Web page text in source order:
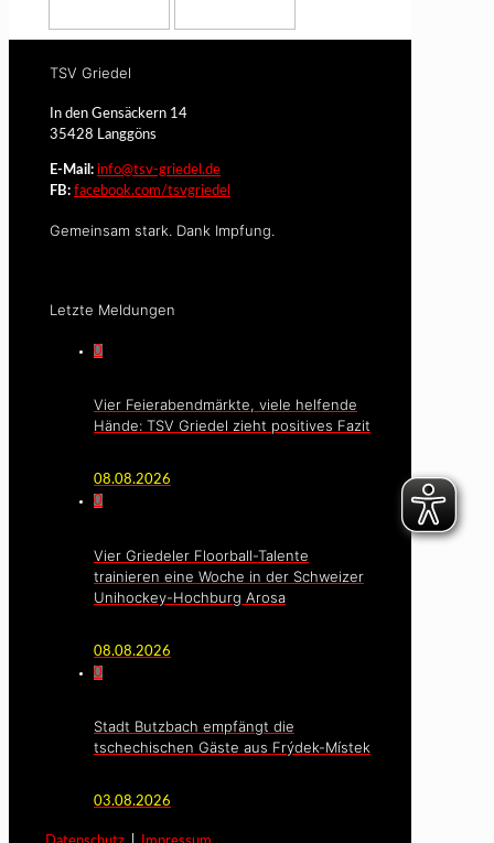
TSV Griedel
In den Gensäckern 14
35428 Langgöns
E-Mail: info@tsv-griedel.de
FB: facebook.com/tsvgriedel
Gemeinsam stark. Dank Impfung.
Letzte Meldungen
0
Vier Feierabendmärkte, viele helfende
Hände: TSV Griedel zieht positives Fazit
08.08.2026
0
Vier Griedeler Floorball-Talente
trainieren eine Woche in der Schweizer
Unihockey-Hochburg Arosa
08.08.2026
0
Stadt Butzbach empfängt die
tschechischen Gäste aus Frýdek-Místek
03.08.2026